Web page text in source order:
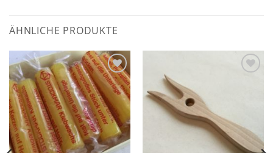
ÄHNLICHE PRODUKTE
Zum
Wunschzettel
hinzufügen